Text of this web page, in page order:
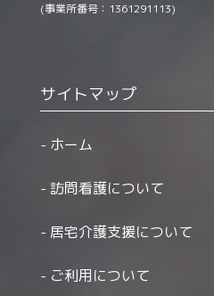
(事業所番号：1361291113)
サイトマップ
ホーム
訪問看護について
居宅介護支援について
ご利用について